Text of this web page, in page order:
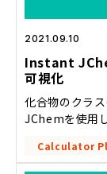
2021.09.10
Instant
可視化
化合物のクラ
JChemを使用
Calculator